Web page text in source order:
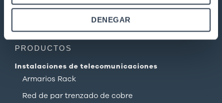
DENEGAR
Trabaja con nosotros
PRODUCTOS
Instalaciones de telecomunicaciones
Armarios Rack
Red de par trenzado de cobre